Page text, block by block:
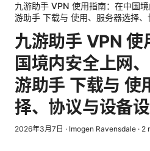
九游助手 VPN 使用指南：在中国
游助手 下载与 使用、服务器选择
九游助手 VPN 使
国境内安全上网
游助手 下载与 使
择、协议与设备
2026年3月7日 · Imogen Ravensdale · 2